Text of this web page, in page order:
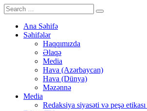
Ana Səhifə
Səhifələr
Haqqımızda
Əlaqə
Media
Hava (Azərbaycan)
Hava (Dünya)
Məzənnə
Media
Redaksiya siyasəti və peşə etikası